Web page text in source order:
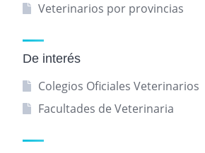
Veterinarios por provincias
De interés
Colegios Oficiales Veterinarios
Facultades de Veterinaria